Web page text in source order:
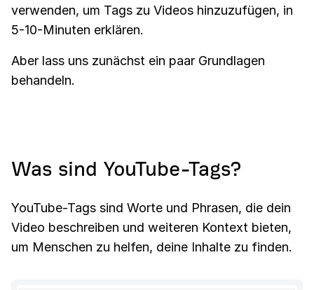
verwenden, um Tags zu Videos hinzuzufügen, in
5-10-Minuten erklären.
Aber lass uns zunächst ein paar Grundlagen
behandeln.
Was sind YouTube-Tags?
YouTube-Tags sind Worte und Phrasen, die dein
Video beschreiben und weiteren Kontext bieten,
um Menschen zu helfen, deine Inhalte zu finden.